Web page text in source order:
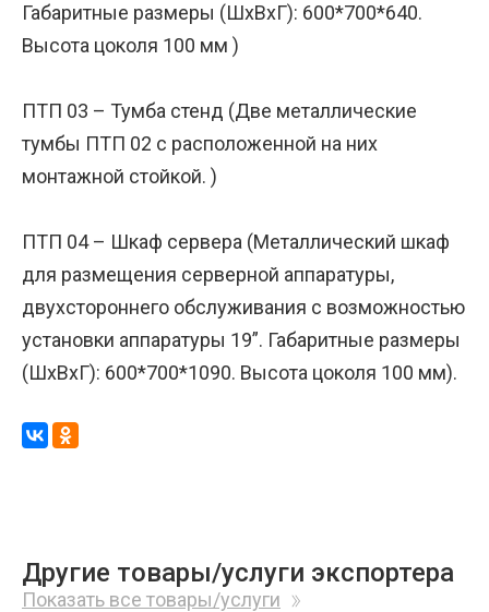
Габаритные размеры (ШхВхГ): 600*700*640.
Высота цоколя 100 мм )
ПТП 03 – Тумба стенд (Две металлические
тумбы ПТП 02 с расположенной на них
монтажной стойкой. )
ПТП 04 – Шкаф сервера (Металлический шкаф
для размещения серверной аппаратуры,
двухстороннего обслуживания с возможностью
установки аппаратуры 19”. Габаритные размеры
(ШхВхГ): 600*700*1090. Высота цоколя 100 мм).
Другие товары/услуги экспортера
Показать все товары/услуги